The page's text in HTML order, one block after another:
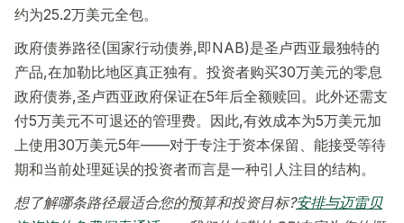
约为25.2万美元全包。
政府债券路径(国家行动债券,即NAB)是圣卢西亚最独特的
产品,在加勒比地区真正独有。投资者购买30万美元的零息
政府债券,圣卢西亚政府保证在5年后全额赎回。此外还需支
付5万美元不可退还的管理费。因此,有效成本为5万美元加
上使用30万美元5年——对于专注于资本保留、能接受等待
期和当前处理延误的投资者而言是一种引人注目的结构。
想了解哪条路径最适合您的预算和投资目标?安排与迈雷贝